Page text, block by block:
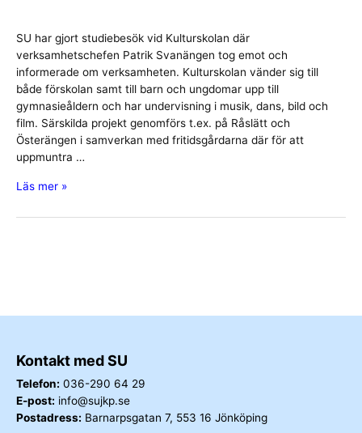
SU har gjort studiebesök vid Kulturskolan där
verksamhetschefen Patrik Svanängen tog emot och
informerade om verksamheten. Kulturskolan vänder sig till
både förskolan samt till barn och ungdomar upp till
gymnasieåldern och har undervisning i musik, dans, bild och
film. Särskilda projekt genomförs t.ex. på Råslätt och
Österängen i samverkan med fritidsgårdarna där för att
uppmuntra …
Studiebesök
Kulturskolan
Läs mer »
Kontakt med SU
Telefon: 036-290 64 29
E-post: info@sujkp.se
Postadress: Barnarpsgatan 7, 553 16 Jönköping